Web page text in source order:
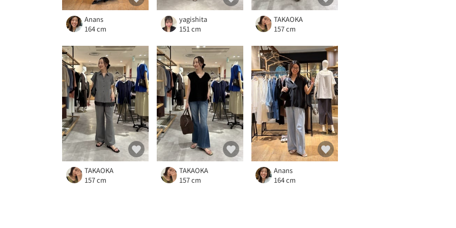
Anans
164 cm
yagishita
151 cm
TAKAOKA
157 cm
TAKAOKA
157 cm
TAKAOKA
157 cm
Anans
164 cm